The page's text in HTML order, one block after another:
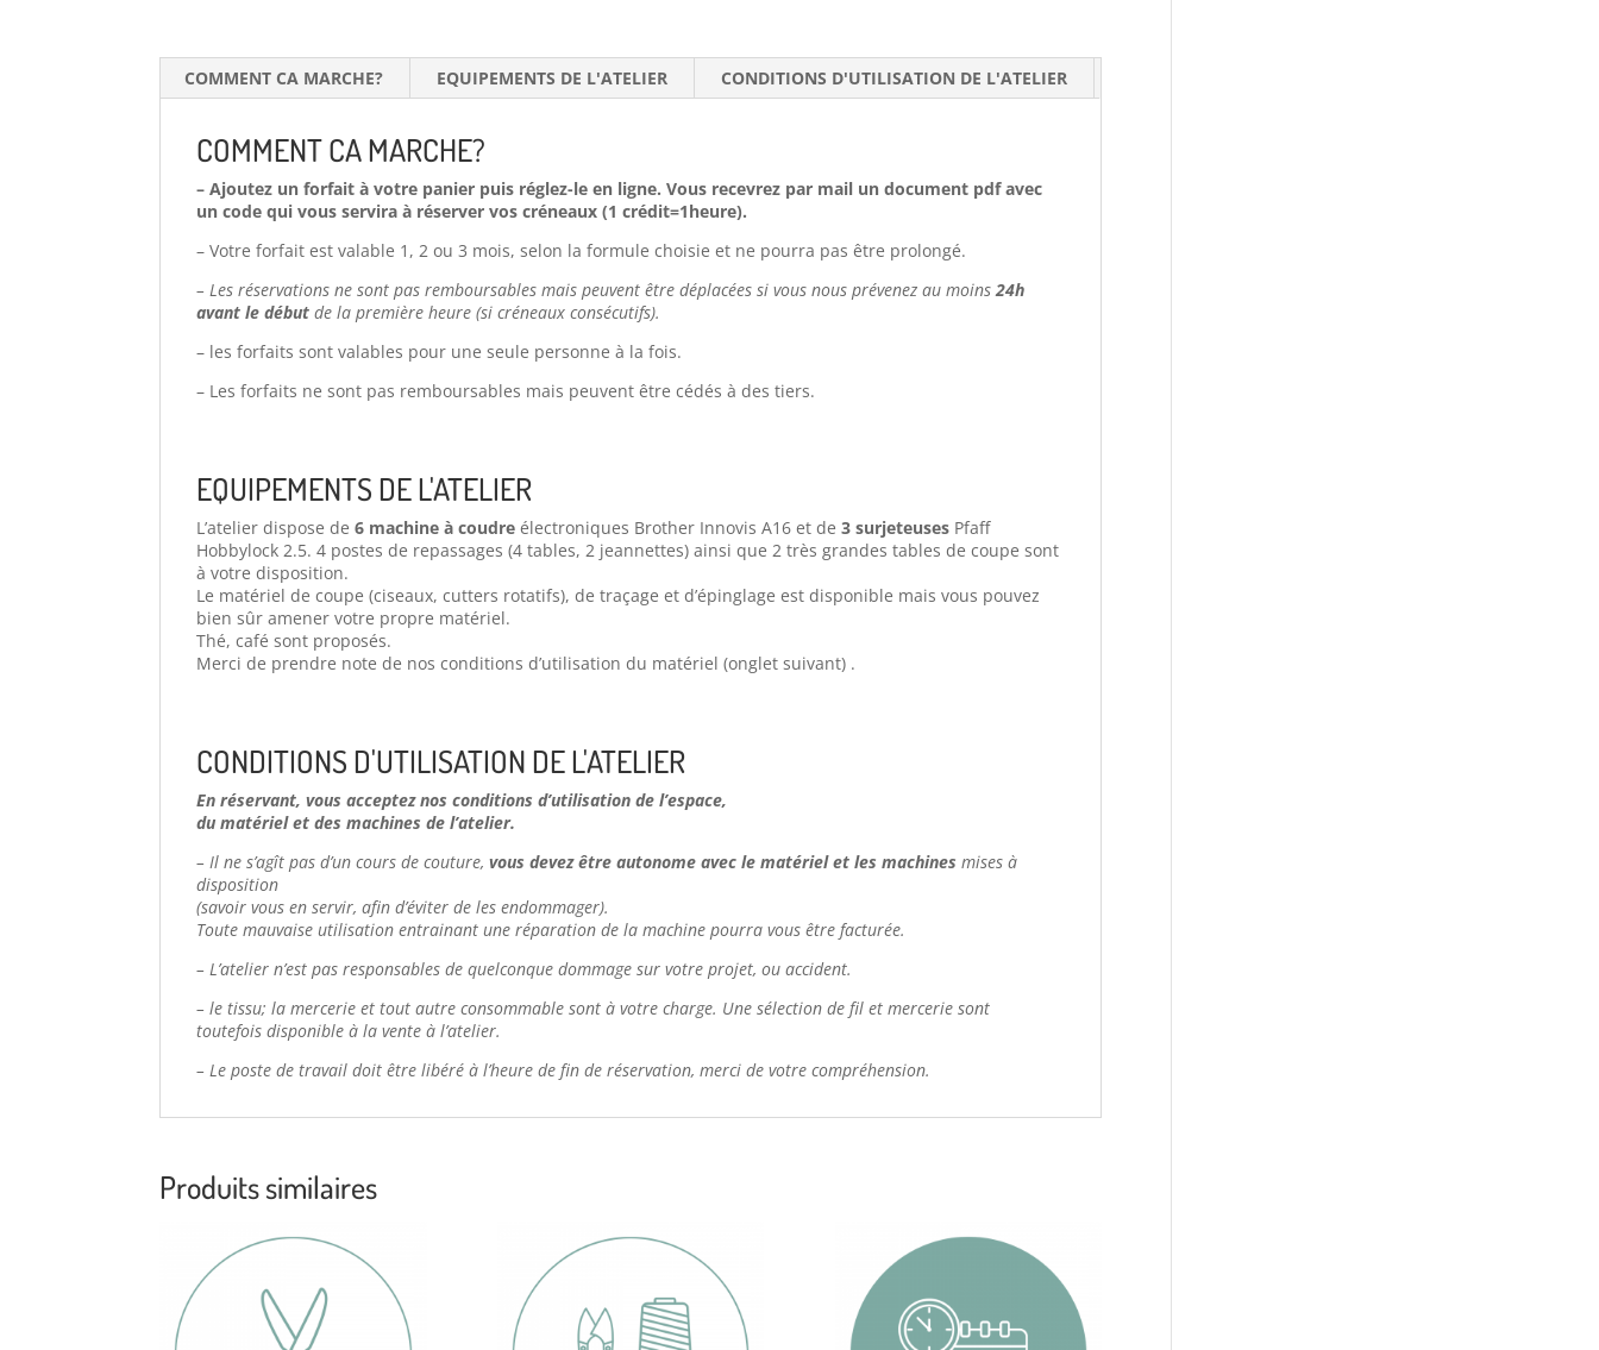
COMMENT CA MARCHE? EQUIPEMENTS DE L'ATELIER CONDITIONS D'UTILISATION DE L'ATELIER
COMMENT CA MARCHE?
– Ajoutez un forfait à votre panier puis réglez-le en ligne. Vous recevrez par mail un document pdf avec
un code qui vous servira à réserver vos créneaux (1 crédit=1heure).
– Votre forfait est valable 1, 2 ou 3 mois, selon la formule choisie et ne pourra pas être prolongé.
– Les réservations ne sont pas remboursables mais peuvent être déplacées si vous nous prévenez au moins24h
avant le débutde la première heure (si créneaux consécutifs).
– les forfaits sont valables pour une seule personne à la fois.
– Les forfaits ne sont pas remboursables mais peuvent être cédés à des tiers.
EQUIPEMENTS DE L'ATELIER
L’atelier dispose de 6 machine à coudre électroniques Brother Innovis A16 et de3 surjeteuses Pfaff
Hobbylock 2.5. 4 postes de repassages (4 tables, 2 jeannettes) ainsi que 2 très grandes tables de coupe sont
à votre disposition.
Le matériel de coupe (ciseaux, cutters rotatifs), de traçage et d’épinglage est disponible mais vous pouvez
bien sûr amener votre propre matériel.
Thé, café sont proposés.
Merci de prendre note de nos conditions d’utilisation du matériel (onglet suivant) .
CONDITIONS D'UTILISATION DE L'ATELIER
En réservant, vous acceptez nos conditions d’utilisation de l’espace,
du matériel et des machines de l’atelier.
– Il ne s’agît pas d’un cours de couture,vous devez être autonome avec le matériel et les machines mises à
disposition
(savoir vous en servir, afin d’éviter de les endommager).
Toute mauvaise utilisation entrainant une réparation de la machine pourra vous être facturée.
– L’atelier n’est pas responsables de quelconque dommage sur votre projet, ou accident.
– le tissu; la mercerie et tout autre consommable sont à votre charge. Une sélection de fil et mercerie sont
toutefois disponible à la vente à l’atelier.
– Le poste de travail doit être libéré à l’heure de fin de réservation, merci de votre compréhension.
Produits similaires